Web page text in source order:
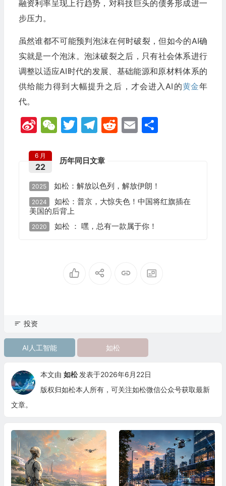
融资利率呈现上行趋势，对科技巨头的债务形成进一
步压力。
虽然谁都不可能预判泡沫在何时破裂，但如今的AI确
实就是一个泡沫。泡沫破裂之后，只有社会体系进行
调整以适应AI时代的发展、基础能源和原材料体系的
供给能力得到大幅提升之后，才会进入AI的黄金年
代。
SinaWeChat
Twitter
Telegram
Reddit
Email
分
历年同日文章
6 月
22
2025 如松：解放以色列，解放伊朗！
2024
如松：普京，大惊失色！中国将红旗插在
美国的后背上
2020 如松 ： 嘿，总有一款属于你！
投资
AI人工智能 如松
本文由 如松 发表于2026年6月22日
版权归如松本人所有，可关注如松微信公众号获取最新
文章。